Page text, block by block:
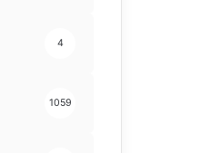
4
1059